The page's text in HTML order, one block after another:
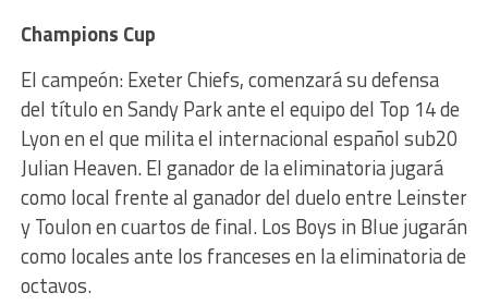
Champions Cup
El campeón: Exeter Chiefs, comenzará su defensa
del título en Sandy Park ante el equipo del Top 14 de
Lyon en el que milita el internacional español sub20
Julian Heaven. El ganador de la eliminatoria jugará
como local frente al ganador del duelo entre Leinster
y Toulon en cuartos de final. Los Boys in Blue jugarán
como locales ante los franceses en la eliminatoria de
octavos.